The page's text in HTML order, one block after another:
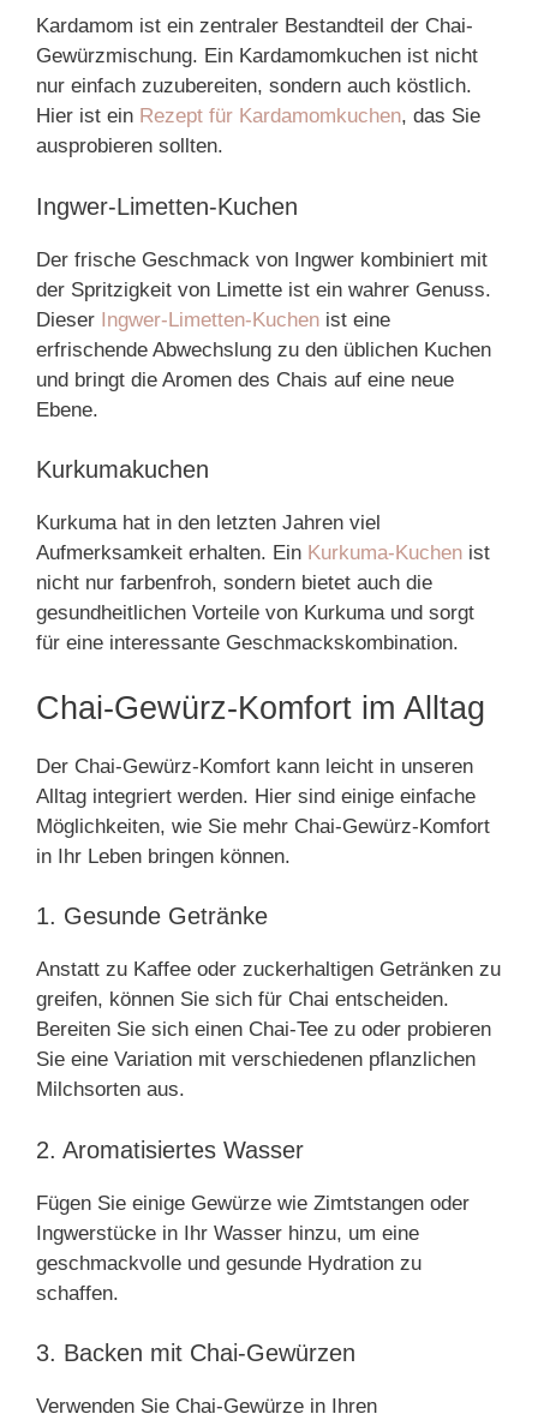
Kardamom ist ein zentraler Bestandteil der Chai-
Gewürzmischung. Ein Kardamomkuchen ist nicht
nur einfach zuzubereiten, sondern auch köstlich.
Hier ist ein Rezept für Kardamomkuchen, das Sie
ausprobieren sollten.
Ingwer-Limetten-Kuchen
Der frische Geschmack von Ingwer kombiniert mit
der Spritzigkeit von Limette ist ein wahrer Genuss.
Dieser Ingwer-Limetten-Kuchen ist eine
erfrischende Abwechslung zu den üblichen Kuchen
und bringt die Aromen des Chais auf eine neue
Ebene.
Kurkumakuchen
Kurkuma hat in den letzten Jahren viel
Aufmerksamkeit erhalten. Ein Kurkuma-Kuchen ist
nicht nur farbenfroh, sondern bietet auch die
gesundheitlichen Vorteile von Kurkuma und sorgt
für eine interessante Geschmackskombination.
Chai-Gewürz-Komfort im Alltag
Der Chai-Gewürz-Komfort kann leicht in unseren
Alltag integriert werden. Hier sind einige einfache
Möglichkeiten, wie Sie mehr Chai-Gewürz-Komfort
in Ihr Leben bringen können.
1. Gesunde Getränke
Anstatt zu Kaffee oder zuckerhaltigen Getränken zu
greifen, können Sie sich für Chai entscheiden.
Bereiten Sie sich einen Chai-Tee zu oder probieren
Sie eine Variation mit verschiedenen pflanzlichen
Milchsorten aus.
2. Aromatisiertes Wasser
Fügen Sie einige Gewürze wie Zimtstangen oder
Ingwerstücke in Ihr Wasser hinzu, um eine
geschmackvolle und gesunde Hydration zu
schaffen.
3. Backen mit Chai-Gewürzen
Verwenden Sie Chai-Gewürze in Ihren